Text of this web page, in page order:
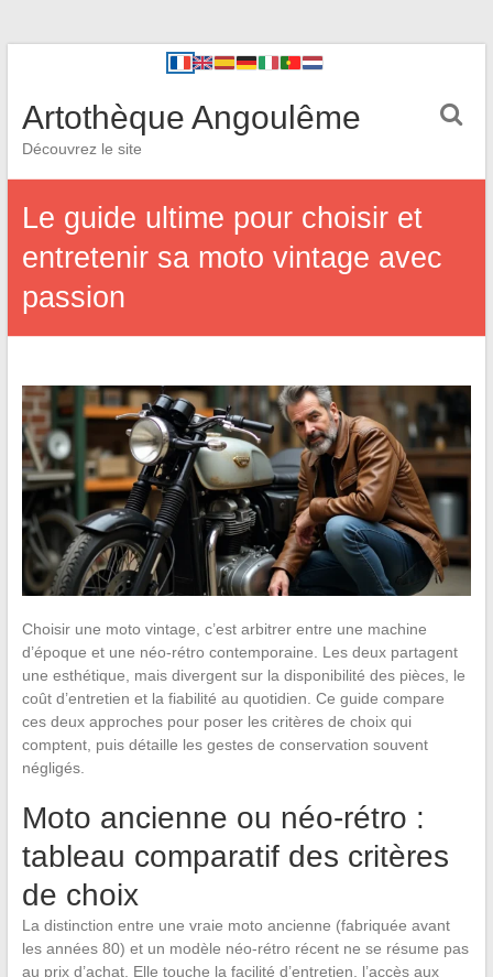
Artothèque Angoulême
Découvrez le site
Le guide ultime pour choisir et
entretenir sa moto vintage avec
passion
Choisir une moto vintage, c’est arbitrer entre une machine
d’époque et une néo-rétro contemporaine. Les deux partagent
une esthétique, mais divergent sur la disponibilité des pièces, le
coût d’entretien et la fiabilité au quotidien. Ce guide compare
ces deux approches pour poser les critères de choix qui
comptent, puis détaille les gestes de conservation souvent
négligés.
Moto ancienne ou néo-rétro :
tableau comparatif des critères
de choix
La distinction entre une vraie moto ancienne (fabriquée avant
les années 80) et un modèle néo-rétro récent ne se résume pas
au prix d’achat. Elle touche la facilité d’entretien, l’accès aux